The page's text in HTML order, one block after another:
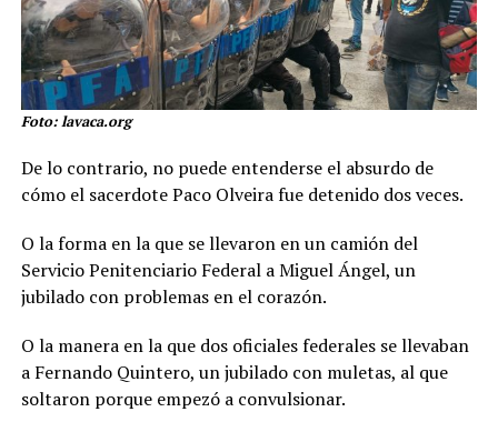
Foto: lavaca.org
De lo contrario, no puede entenderse el absurdo de
cómo el sacerdote Paco Olveira fue detenido dos veces.
O la forma en la que se llevaron en un camión del
Servicio Penitenciario Federal a Miguel Ángel, un
jubilado con problemas en el corazón.
O la manera en la que dos oficiales federales se llevaban
a Fernando Quintero, un jubilado con muletas, al que
soltaron porque empezó a convulsionar.